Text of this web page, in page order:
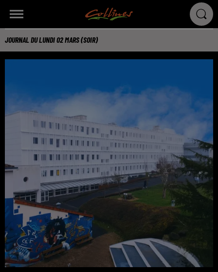
JOURNAL DU LUNDI 02 MARS (SOIR)